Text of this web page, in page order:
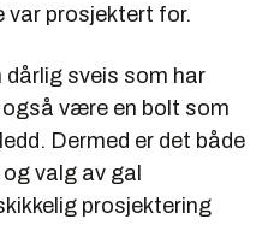
var prosjektert for.
dårlig sveis som har
være en bolt som
Dermed er det både
valg av gal
prosjektering